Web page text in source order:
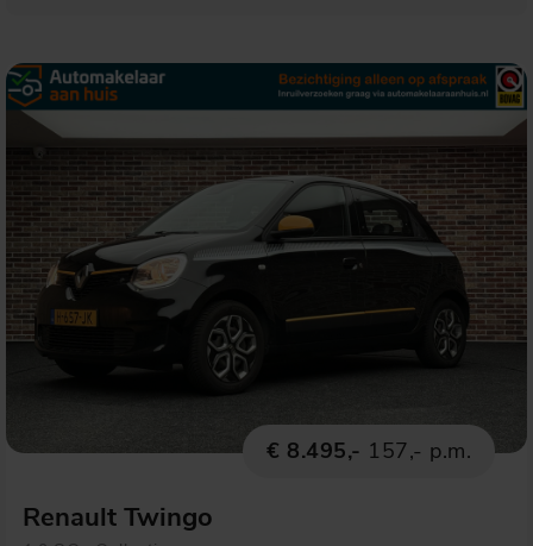
€ 8.495,- 157,- p.m.
Renault Twingo